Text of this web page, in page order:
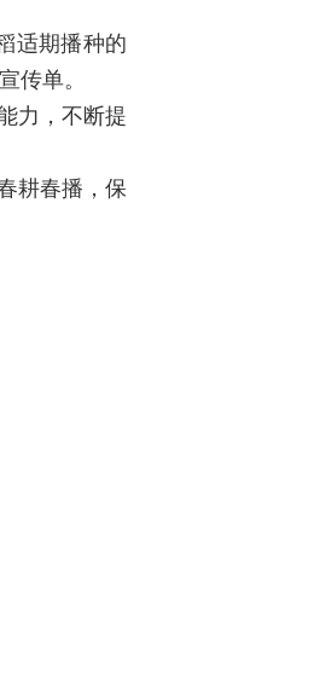
适期播种的
传单。
力，不断提
耕春播，保